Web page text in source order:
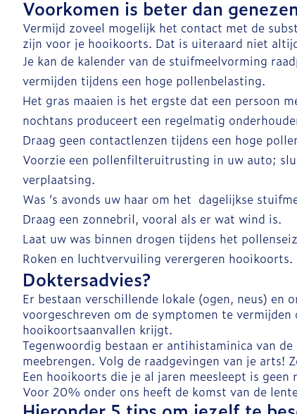
Voorkomen is beter dan
Vermijd zoveel mogelijk het contact met de
zijn voor je hooikoorts. Dat is uiteraard niet
Je kan de kalender van de stuifmeelvorming
vermijden tijdens een hoge pollenbelasting.
Het gras maaien is het ergste dat een persoon
nochtans produceert een regelmatig
Draag geen contactlenzen tijdens een hoge
Voorzie een pollenfilteruitrusting in uw auto;
verplaatsing.
Was ‘s avonds uw haar om het dagelijkse
Draag een zonnebril, vooral als er wat wind is.
Laat uw was binnen drogen tijdens het
Roken en luchtvervuiling verergeren hooikoorts.
Doktersadvies?
Er bestaan verschillende lokale (ogen, neus) en
voorgeschreven om de symptomen te
hooikoortsaanvallen krijgt.
Tegenwoordig bestaan er antihistaminica van
meebrengen. Volg de raadgevingen van je arts!
Een hooikoorts die je al jaren meesleept is
Voor 20% onder ons heeft de komst van de